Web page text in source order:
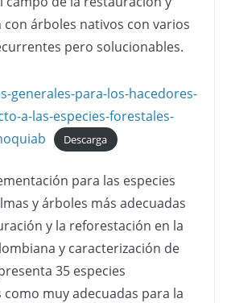
árboles nativos con varios
pero solucionables.
generales-para-los-hacedores-
a-las-especies-forestales-
Descarga
para las especies
y árboles más adecuadas
y la reforestación en la
y caracterización de
35 especies
muy adecuadas para la